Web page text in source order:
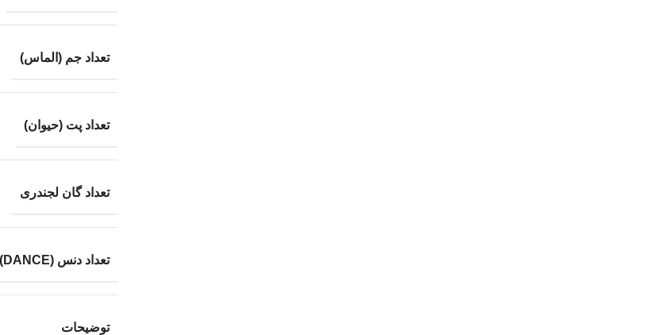
تعداد جم (الماس)
تعداد پت (حیوان)
تعداد گان لجندری
تعداد دنس (DANCE)
توضیحات